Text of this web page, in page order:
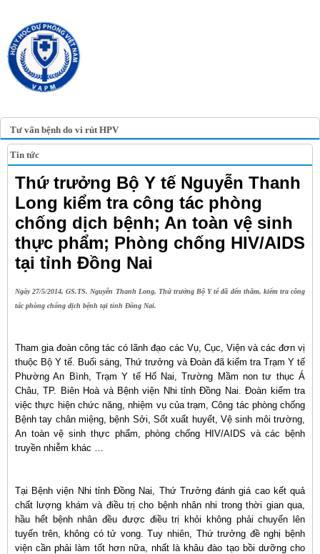
Tư vấn bệnh do vi rút HPV
Tin tức
Thứ trưởng Bộ Y tế Nguyễn Thanh
Long kiểm tra công tác phòng
chống dịch bệnh; An toàn vệ sinh
thực phẩm; Phòng chống HIV/AIDS
tại tỉnh Đồng Nai
Ngày 27/5/2014, GS.TS. Nguyễn Thanh Long, Thứ trưởng Bộ Y tế đã đến thăm, kiểm tra công
tác phòng chống dịch bệnh tại tỉnh Đồng Nai.
Tham gia đoàn công tác có lãnh đạo các Vụ, Cục, Viện và các đơn vị
thuộc Bộ Y tế.​ Buổi sáng, Thứ trưởng và Đoàn đã kiểm tra Trạm Y tế
Phường An Bình, Trạm Y tế Hố Nai, Trường Mầm non tư thục Á
Châu, TP. Biên Hoà và Bệnh viện Nhi tỉnh Đồng Nai. Đoàn kiểm tra
việc thực hiện chức năng, nhiệm vụ của trạm, Công tác phòng chống
Bệnh tay chân miệng, bệnh Sởi, Sốt xuất huyết, Vệ sinh môi trường,
An toàn vệ sinh thực phẩm, phòng chống HIV/AIDS và các bệnh
truyền nhiễm khác …
Tại Bệnh viện Nhi tỉnh Đồng Nai, Thứ Trưởng đánh giá cao kết quả
chất lượng khám và điều trị cho bệnh nhân nhi trong thời gian qua,
hầu hết bệnh nhân đều được điều trị khỏi không phải chuyển lên
tuyến trên, không có tử vong. Tuy nhiên, Thứ trưởng đề nghị bệnh
viện cần phải làm tốt hơn nữa, nhất là khâu đào tạo bồi dưỡng cho